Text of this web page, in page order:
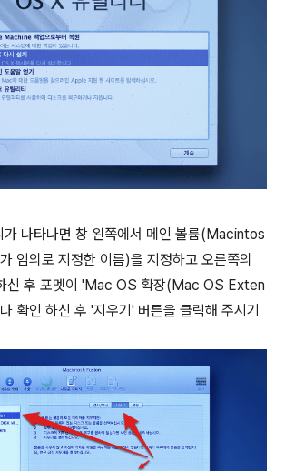
가 나타나면 창 왼쪽에서 메인 볼륨(Macintos
임의로 지정한 이름)을 지정하고 오른쪽의
신 후 포멧이 'Mac OS 확장(Mac OS Exten
확인 하신 후 '지우기' 버튼을 클릭해 주시기